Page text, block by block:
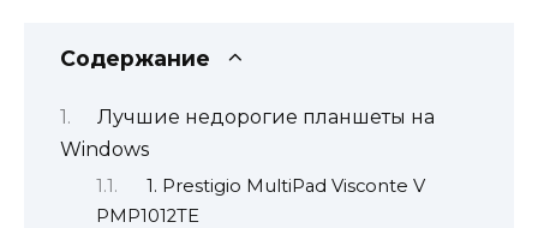
Содержание
Лучшие недорогие планшеты на
Windows
1. Prestigio MultiPad Visconte V
PMP1012TE